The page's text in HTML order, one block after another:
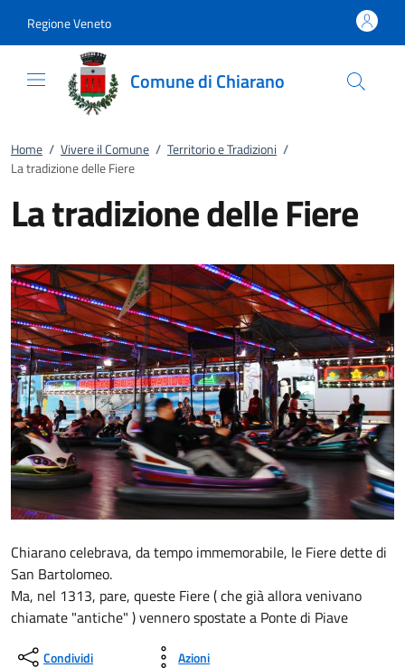
Regione Veneto
Comune di Chiarano
Home / Vivere il Comune / Territorio e Tradizioni /
La tradizione delle Fiere
La tradizione delle Fiere
Chiarano celebrava, da tempo immemorabile, le Fiere dette di
San Bartolomeo.
Ma, nel 1313, pare, queste Fiere ( che già allora venivano
chiamate "antiche" ) vennero spostate a Ponte di Piave
Condividi Azioni